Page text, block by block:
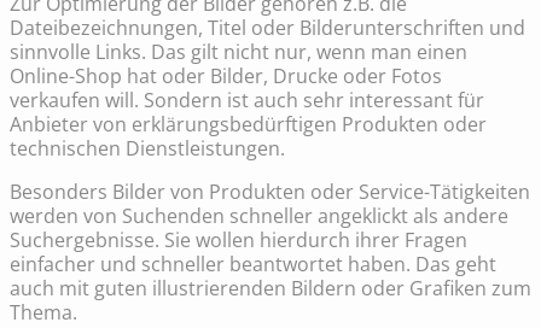
Dateibezeichnungen, Titel oder Bilderunterschriften und
sinnvolle Links. Das gilt nicht nur, wenn man einen
Online-Shop hat oder Bilder, Drucke oder Fotos
verkaufen will. Sondern ist auch sehr interessant für
Anbieter von erklärungsbedürftigen Produkten oder
technischen Dienstleistungen.
Besonders Bilder von Produkten oder Service-Tätigkeiten
werden von Suchenden schneller angeklickt als andere
Suchergebnisse. Sie wollen hierdurch ihrer Fragen
einfacher und schneller beantwortet haben. Das geht
auch mit guten illustrierenden Bildern oder Grafiken zum
Thema.